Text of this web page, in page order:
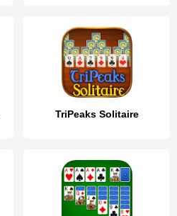
TriPeaks Solitaire